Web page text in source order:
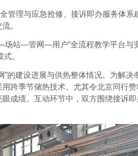
管理与应急抢修、接诉即办服务体
。
场站—管网—用户”全流程教学平台与
。
”的建设进展与供热整体情况。为解
跨季节储热技术。尤其令北京同行
成绩。互动环节中，双方围绕接诉